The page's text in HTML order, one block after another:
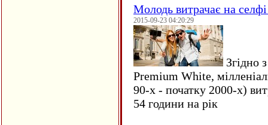
Молодь витрачає на
2015-09-23 04:20:29
Згідно
Premium White,
90-х - початку 2000-х)
54 години на рік